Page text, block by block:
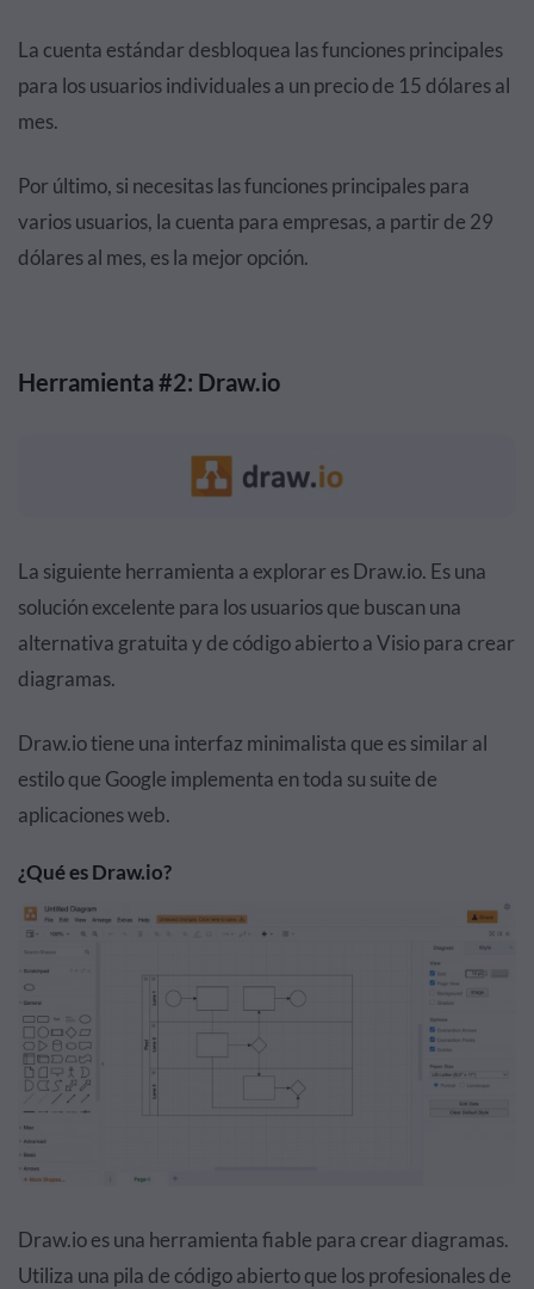
La cuenta estándar desbloquea las funciones principales
para los usuarios individuales a un precio de 15 dólares al
mes.
Por último, si necesitas las funciones principales para
varios usuarios, la cuenta para empresas, a partir de 29
dólares al mes, es la mejor opción.
Herramienta #2: Draw.io
La siguiente herramienta a explorar es Draw.io. Es una
solución excelente para los usuarios que buscan una
alternativa gratuita y de código abierto a Visio para crear
diagramas.
Draw.io tiene una interfaz minimalista que es similar al
estilo que Google implementa en toda su suite de
aplicaciones web.
¿Qué es Draw.io?
Draw.io es una herramienta fiable para crear diagramas.
Utiliza una pila de código abierto que los profesionales de